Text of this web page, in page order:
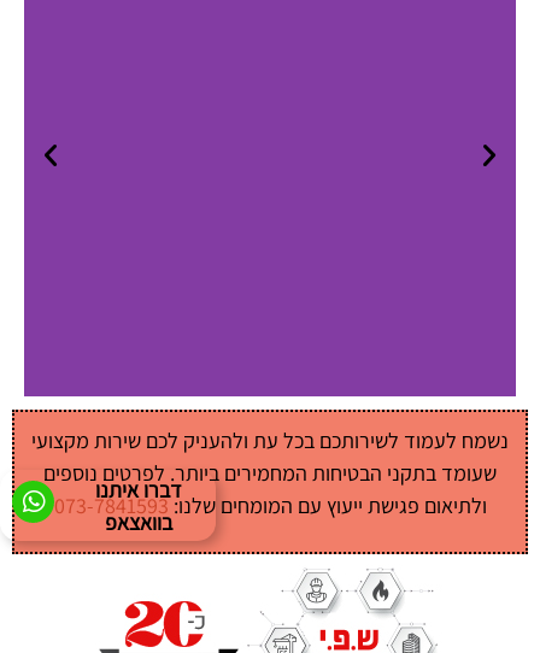
נשמח לעמוד לשירותכם בכל עת ולהעניק לכם שירות מקצועי
שעומד בתקני הבטיחות המחמירים ביותר. לפרטים נוספים
ולתיאום פגישת ייעוץ עם המומחים שלנו:073-7841593
דברו איתנו
בוואצאפ